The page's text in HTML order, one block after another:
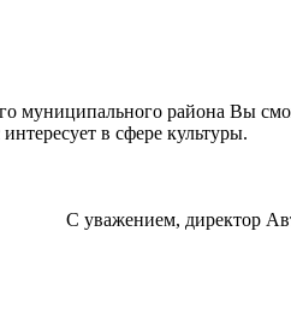
муниципального района Вы
в сфере культуры.
С уважением, директор